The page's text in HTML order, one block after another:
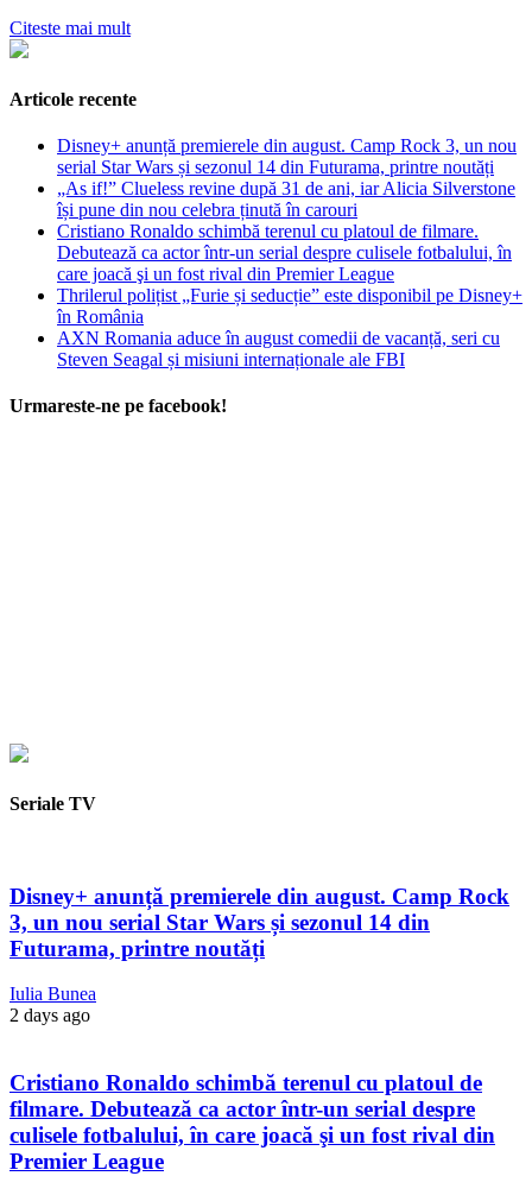
Citeste mai mult
Articole recente
Disney+ anunță premierele din august. Camp Rock 3, un nou
serial Star Wars și sezonul 14 din Futurama, printre noutăți
„As if!” Clueless revine după 31 de ani, iar Alicia Silverstone
își pune din nou celebra ținută în carouri
Cristiano Ronaldo schimbă terenul cu platoul de filmare.
Debutează ca actor într-un serial despre culisele fotbalului, în
care joacă şi un fost rival din Premier League
Thrilerul polițist „Furie și seducție” este disponibil pe Disney+
în România
AXN Romania aduce în august comedii de vacanță, seri cu
Steven Seagal și misiuni internaționale ale FBI
Urmareste-ne pe facebook!
Seriale TV
Disney+ anunță premierele din august. Camp Rock
3, un nou serial Star Wars și sezonul 14 din
Futurama, printre noutăți
Iulia Bunea
2 days ago
Cristiano Ronaldo schimbă terenul cu platoul de
filmare. Debutează ca actor într-un serial despre
culisele fotbalului, în care joacă şi un fost rival din
Premier League